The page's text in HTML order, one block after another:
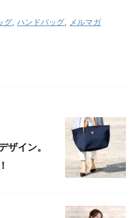
グ, ハンドバッグ, メルマガ
ザイン。